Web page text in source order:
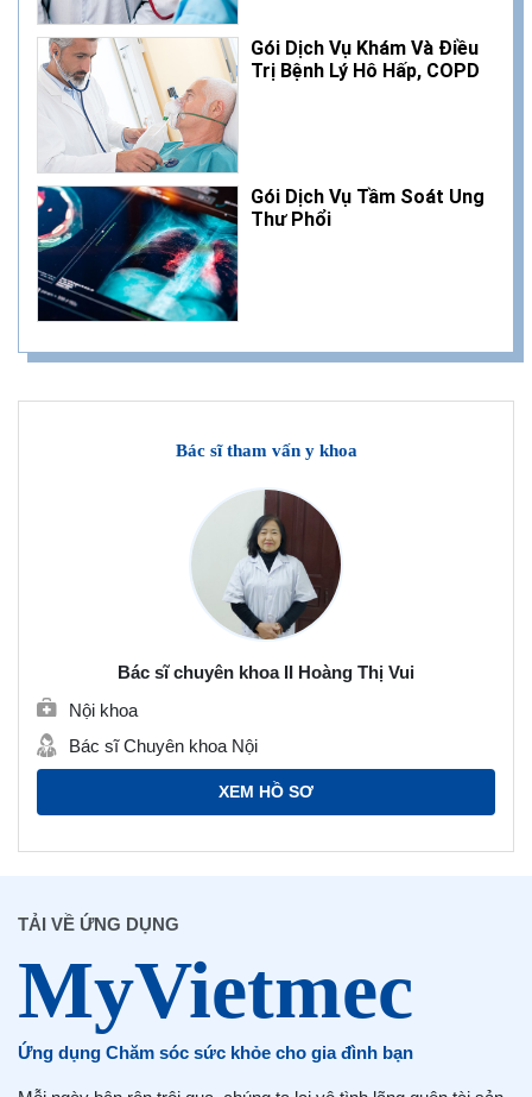
Gói Dịch Vụ Khám Và Điều
Trị Bệnh Lý Hô Hấp, COPD
Gói Dịch Vụ Tầm Soát Ung
Thư Phổi
Bác sĩ tham vấn y khoa
Bác sĩ chuyên khoa II Hoàng Thị Vui
Nội khoa
Bác sĩ Chuyên khoa Nội
XEM HỒ SƠ
TẢI VỀ ỨNG DỤNG
Ứng dụng Chăm sóc sức khỏe cho gia đình bạn